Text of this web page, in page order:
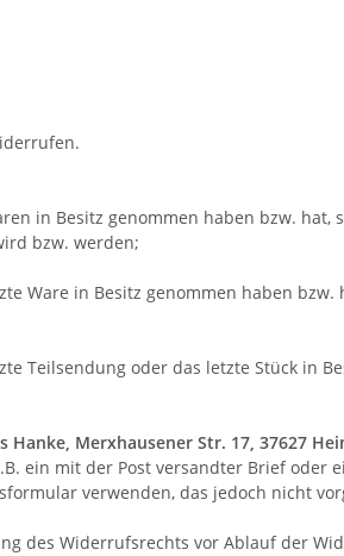
in Besitz genommen haben bzw. hat,
bzw. werden;
in Besitz genommen haben bzw.
oder das letzte Stück in
Merxhausener Str. 17, 37627
ein mit der Post versandter Brief oder
verwenden, das jedoch nicht
des Widerrufsrechts vor Ablauf der